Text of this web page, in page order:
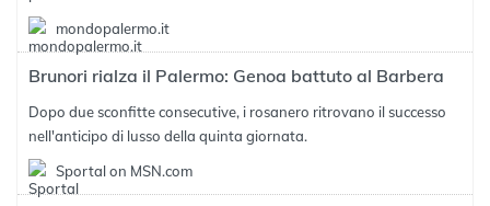
mondopalermo.it
Brunori rialza il Palermo: Genoa battuto al Barbera
Dopo due sconfitte consecutive, i rosanero ritrovano il successo
nell'anticipo di lusso della quinta giornata.
Sportal on MSN.com